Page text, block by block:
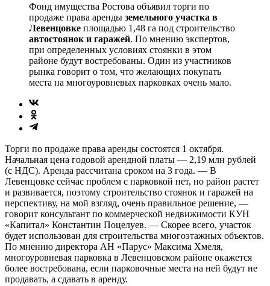
Фонд имущества Ростова объявил торги по
продаже права аренды земельного участка в
Левенцовке площадью 1,48 га под строительство
автостоянок и гаражей. По мнению экспертов,
при определенных условиях стоянки в этом
районе будут востребованы. Один из участников
рынка говорит о том, что желающих покупать
места на многоуровневых парковках очень мало.
Торги по продаже права аренды состоятся 1 октября.
Начальная цена годовой арендной платы — 2,19 млн рублей
(с НДС). Аренда рассчитана сроком на 3 года. — В
Левенцовке сейчас проблем с парковкой нет, но район растет
и развивается, поэтому строительство стоянок и гаражей на
перспективу, на мой взгляд, очень правильное решение, —
говорит консультант по коммерческой недвижимости КУН
«Капитал» Константин Поцелуев. — Скорее всего, участок
будет использован для строительства многоэтажных объектов.
По мнению директора АН «Парус» Максима Хмеля,
многоуровневая парковка в Левенцовском районе окажется
более востребована, если парковочные места на ней будут не
продавать, а сдавать в аренду.